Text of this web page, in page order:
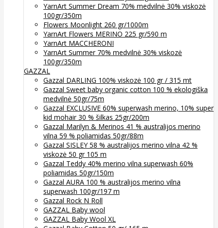
YarnArt Summer Dream 70% medvilnė 30% viskozė
100gr/350m
Flowers Moonlight 260 gr/1000m
YarnArt Flowers MERINO 225 gr/590 m
YarnArt MACCHERONI
YarnArt Summer 70% medvilnė 30% viskozė
100gr/350m
GAZZAL
Gazzal DARLING 100% viskozė 100 gr / 315 mt
Gazzal Sweet baby organic cotton 100 % ekologiška
medvilnė 50gr/75m
Gazzal EXCLUSIVE 60% superwash merino, 10% super
kid mohair 30 % šilkas 25gr/200m
Gazzal Marilyn & Merinos 41 % australijos merino
vilna 59 % poliamidas 50gr/88m
Gazzal SISLEY 58 % australijos merino vilna 42 %
viskozė 50 gr 105 m
Gazzal Teddy 40% merino vilna superwash 60%
poliamidas 50gr/150m
Gazzal AURA 100 % australijos merino vilna
superwash 100gr/197 m
Gazzal Rock N Roll
GAZZAL Baby wool
GAZZAL Baby Wool XL